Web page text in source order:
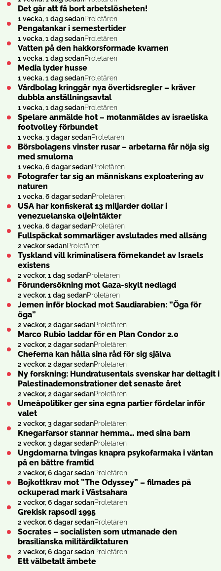
Det går att få bort arbetslösheten!
1 vecka, 1 dag sedanProletären
Pengatankar i semestertider
1 vecka, 1 dag sedanProletären
Vatten på den hakkorsformade kvarnen
1 vecka, 1 dag sedanProletären
Media lyder husse
1 vecka, 1 dag sedanProletären
Vårdbolag kringgår nya övertidsregler – kräver
dubbla anställningsavtal
1 vecka, 1 dag sedanProletären
Spelare anmälde hot – motanmäldes av israeliska
footvolley förbundet
1 vecka, 3 dagar sedanProletären
Börsbolagens vinster rusar – arbetarna får nöja sig
med smulorna
1 vecka, 6 dagar sedanProletären
Fotografer tar sig an människans exploatering av
naturen
1 vecka, 6 dagar sedanProletären
USA har konfiskerat 13 miljarder dollar i
venezuelanska oljeintäkter
1 vecka, 6 dagar sedanProletären
Fullspäckat sommarläger avslutades med allsång
2 veckor sedanProletären
Tyskland vill kriminalisera förnekandet av Israels
existens
2 veckor, 1 dag sedanProletären
Förundersökning mot Gaza-skylt nedlagd
2 veckor, 1 dag sedanProletären
Jemen inför blockad mot Saudiarabien: ”Öga för
öga”
2 veckor, 2 dagar sedanProletären
Marco Rubio laddar för en Plan Condor 2.0
2 veckor, 2 dagar sedanProletären
Cheferna kan hålla sina råd för sig själva
2 veckor, 2 dagar sedanProletären
Ny forskning: Hundratusentals svenskar har deltagit i
Palestinademonstrationer det senaste året
2 veckor, 2 dagar sedanProletären
Umeåpolitiker ger sina egna partier fördelar inför
valet
2 veckor, 3 dagar sedanProletären
Knegarfarsor stannar hemma… med sina barn
2 veckor, 3 dagar sedanProletären
Ungdomarna tvingas knapra psykofarmaka i väntan
på en bättre framtid
2 veckor, 6 dagar sedanProletären
Bojkottkrav mot ”The Odyssey” – filmades på
ockuperad mark i Västsahara
2 veckor, 6 dagar sedanProletären
Grekisk rapsodi 1995
2 veckor, 6 dagar sedanProletären
Socrates – socialisten som utmanade den
brasilianska militärdiktaturen
2 veckor, 6 dagar sedanProletären
Ett välbetalt ämbete